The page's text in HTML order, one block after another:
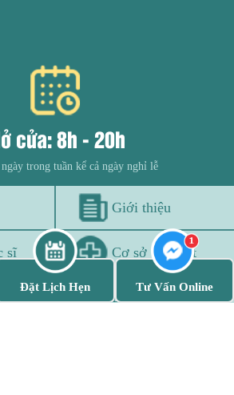
cửa: 8h - 20h
trong tuần kể cả ngày nghỉ lễ
Giới thiệu
sĩ Cơ sở vật chất
Bệnh xã hội
Đặt Lịch Hẹn Tư Vấn Online